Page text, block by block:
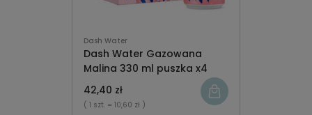
Dash Water
Dash Water Gazowana
Malina 330 ml puszka x4
42,40 zł
( 1 szt. = 10,60 zł )